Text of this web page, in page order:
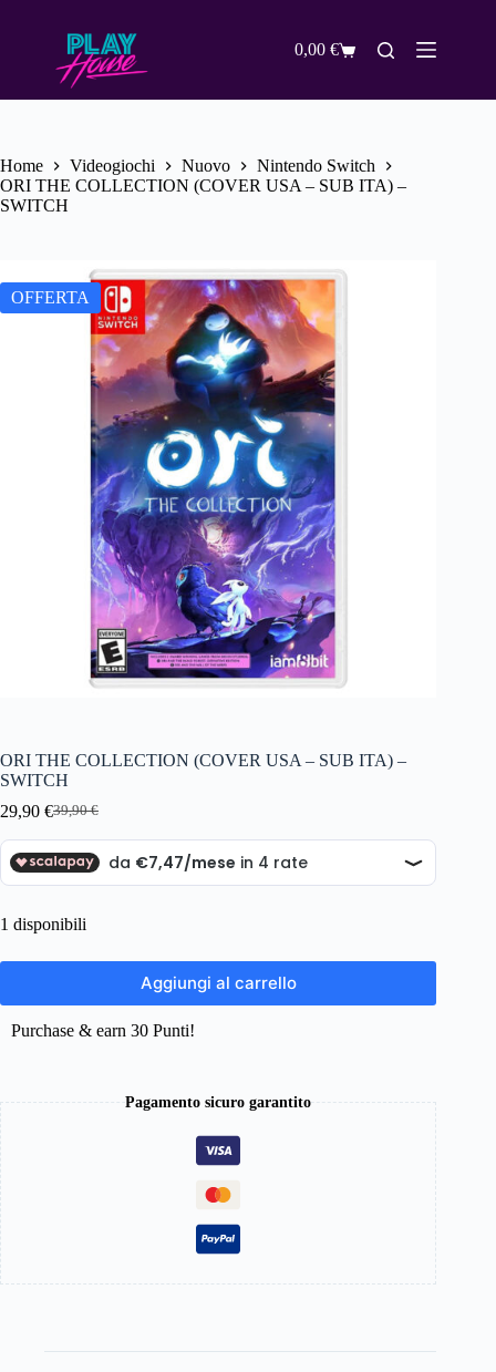
Carrello
0,00€
Home Videogiochi Nuovo
Nintendo Switch
ORI THE COLLECTION (COVER USA – SUB ITA) –
SWITCH
OFFERTA
ORI THE COLLECTION (COVER USA – SUB ITA) –
SWITCH
39,90€
Il
prezzo
originale
era:
29,90 €Il
prezzo
attuale
è:
1 disponibili
Aggiungi al carrello
Purchase & earn 30 Punti!
Pagamento sicuro garantito